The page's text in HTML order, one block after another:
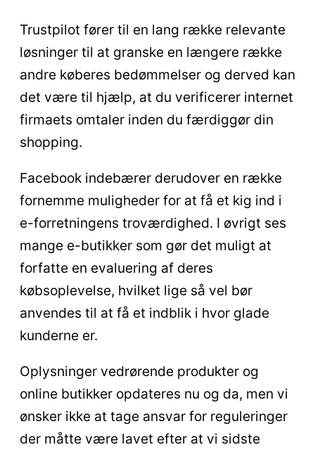
Trustpilot fører til en lang række relevante
løsninger til at granske en længere række
andre køberes bedømmelser og derved kan
det være til hjælp, at du verificerer internet
firmaets omtaler inden du færdiggør din
shopping.
Facebook indebærer derudover en række
fornemme muligheder for at få et kig ind i
e-forretningens troværdighed. I øvrigt ses
mange e-butikker som gør det muligt at
forfatte en evaluering af deres
købsoplevelse, hvilket lige så vel bør
anvendes til at få et indblik i hvor glade
kunderne er.
Oplysninger vedrørende produkter og
online butikker opdateres nu og da, men vi
ønsker ikke at tage ansvar for reguleringer
der måtte være lavet efter at vi sidste